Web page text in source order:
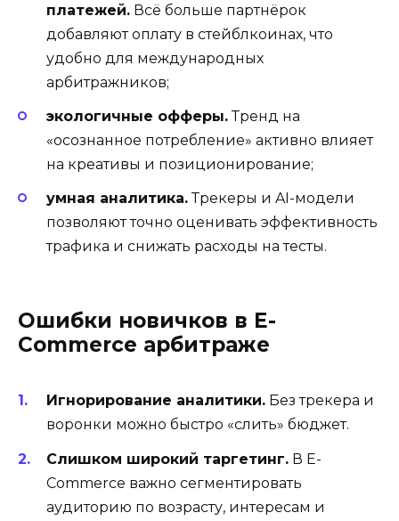
платежей. Всё больше партнёрок
добавляют оплату в стейблкоинах, что
удобно для международных
арбитражников;
экологичные офферы.Тренд на
«осознанное потребление» активно влияет
на креативы и позиционирование;
умная аналитика.Трекеры и AI-модели
позволяют точно оценивать эффективность
трафика и снижать расходы на тесты.
Ошибки новичков в E-
Commerce арбитраже
Игнорирование аналитики. Без трекера и
воронки можно быстро «слить» бюджет.
Слишком широкий таргетинг. В E-
Commerce важно сегментировать
аудиторию по возрасту, интересам и